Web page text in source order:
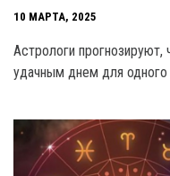
10 МАРТА, 2025
Астрологи
удачным днем для одного